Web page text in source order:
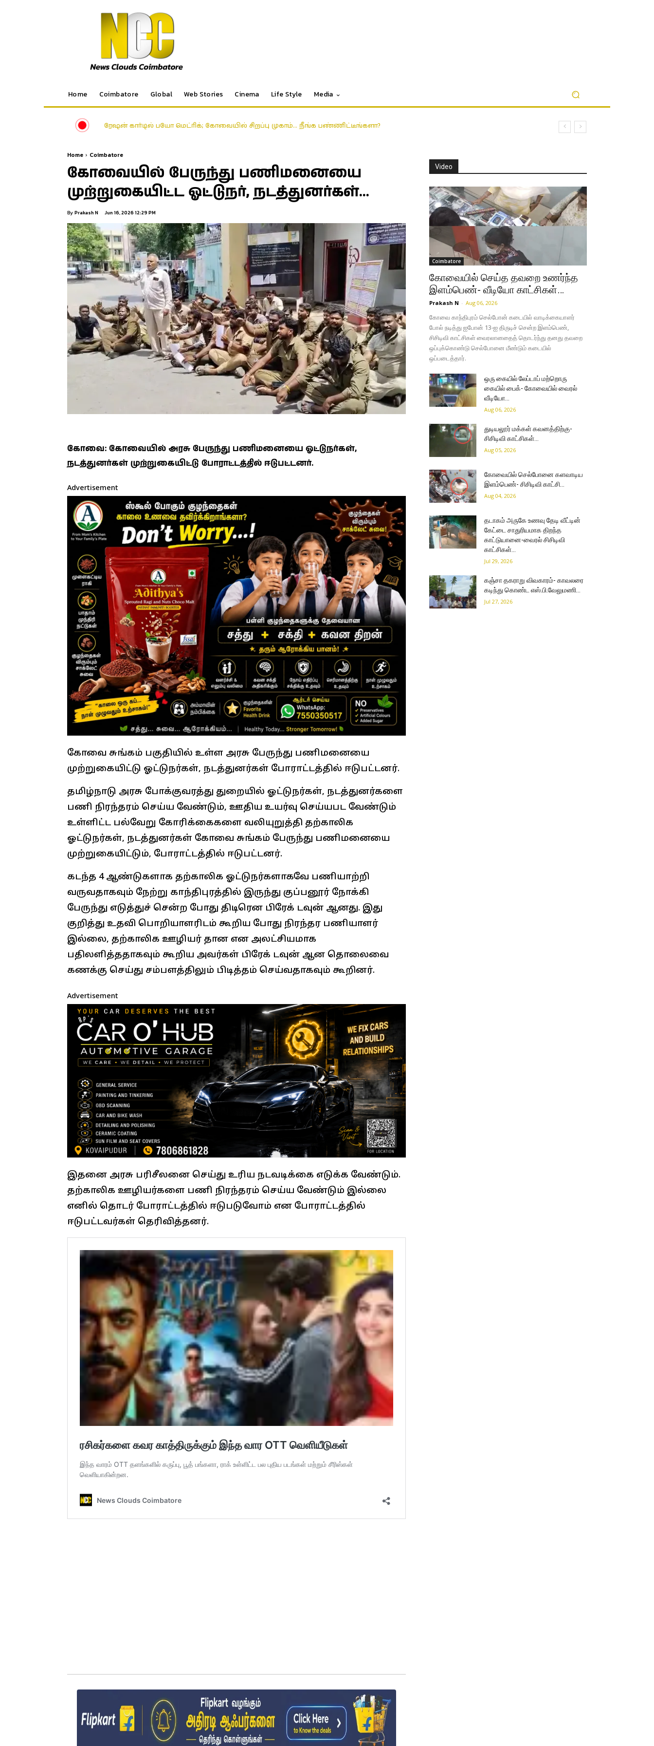
Home Coimbatore Global Web Stories Cinema Life Style Media
ரேஷன் கார்டில் பயோ மெட்ரிக்; கோவையில் சிறப்பு முகாம்… நீங்க பண்ணிட்டீங்களா?
கிணத்துக்கடவு கொடூரம்: இருவர் கைது; ஒருவருக்கு கை முறிவு!
Home Coimbatore
கோவையில் பேருந்து பணிமனையை
முற்றுகையிட்ட ஓட்டுநர், நடத்துனர்கள்…
By Prakash N Jun 16, 2026 12:29 PM
கோவை: கோவையில் அரசு பேருந்து பணிமனையை ஓட்டுநர்கள்,
நடத்துனர்கள் முற்றுகையிட்டு போராட்டத்தில் ஈடுபட்டனர்.
Advertisement
கோவை சுங்கம் பகுதியில் உள்ள அரசு பேருந்து பணிமனையை
முற்றுகையிட்டு ஓட்டுநர்கள், நடத்துனர்கள் போராட்டத்தில் ஈடுபட்டனர்.
தமிழ்நாடு அரசு போக்குவரத்து துறையில் ஓட்டுநர்கள், நடத்துனர்களை
பணி நிரந்தரம் செய்ய வேண்டும், ஊதிய உயர்வு செய்யபட வேண்டும்
உள்ளிட்ட பல்வேறு கோரிக்கைகளை வலியுறுத்தி தற்காலிக
ஓட்டுநர்கள், நடத்துனர்கள் கோவை சுங்கம் பேருந்து பணிமனையை
முற்றுகையிட்டும், போராட்டத்தில் ஈடுபட்டனர்.
கடந்த 4 ஆண்டுகளாக தற்காலிக ஓட்டுநர்களாகவே பணியாற்றி
வருவதாகவும் நேற்று காந்திபுரத்தில் இருந்து குப்பனூர் நோக்கி
பேருந்து எடுத்துச் சென்ற போது திடிரென பிரேக் டவுன் ஆனது. இது
குறித்து உதவி பொறியாளரிடம் கூறிய போது நிரந்தர பணியாளர்
இல்லை, தற்காலிக ஊழியர் தான என அலட்சியமாக
பதிலளித்ததாகவும் கூறிய அவர்கள் பிரேக் டவுன் ஆன தொலைவை
கணக்கு செய்து சம்பளத்திலும் பிடித்தம் செய்வதாகவும் கூறினர்.
Advertisement
இதனை அரசு பரிசீலனை செய்து உரிய நடவடிக்கை எடுக்க வேண்டும்.
தற்காலிக ஊழியர்களை பணி நிரந்தரம் செய்ய வேண்டும் இல்லை
எனில் தொடர் போராட்டத்தில் ஈடுபடுவோம் என போராட்டத்தில்
ஈடுபட்டவர்கள் தெரிவித்தனர்.
Video
Coimbatore
கோவையில் செய்த தவறை உணர்ந்த
இளம்பெண்- வீடியோ காட்சிகள்…
Prakash N - Aug 06, 2026
கோவை காந்திபுரம் செல்போன் கடையில் வாடிக்கையாளர்
போல் நடித்து ஐபோன் 13-ஐ திருடிச் சென்ற இளம்பெண்,
சிசிடிவி காட்சிகள் வைரலானதைத் தொடர்ந்து தனது தவறை
ஒப்புக்கொண்டு செல்போனை மீண்டும் கடையில்
ஒப்படைத்தார்.
ஒரு கையில் லேப்டாப் மற்றொரு
கையில் பைக்- கோவையில் வைரல்
வீடியோ…
Aug 06, 2026
துடியலூர் மக்கள் கவனத்திற்கு-
சிசிடிவி காட்சிகள்…
Aug 05, 2026
கோவையில் செல்போனை களவாடிய
இளம்பெண்- சிசிடிவி காட்சி…
Aug 04, 2026
தடாகம் அருகே உணவு தேடி வீட்டின்
கேட்டை சாதுரியமாக திறந்த
காட்டுயானை-வைரல் சிசிடிவி
காட்சிகள்…
Jul 29, 2026
கஞ்சா தகராறு விவகாரம்- காவலரை
கடிந்து கொண்ட எஸ்.பி.வேலுமணி…
Jul 27, 2026